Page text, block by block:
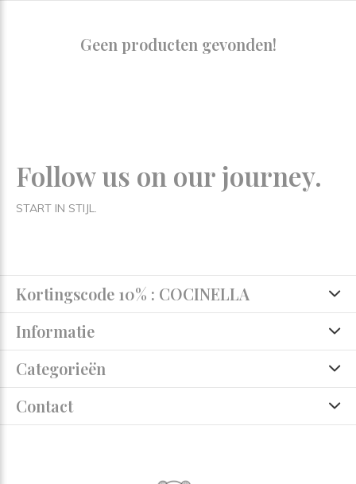
Geen producten gevonden!
Follow us on our journey.
START IN STIJL.
Kortingscode 10% : COCINELLA
Informatie
Categorieën
Contact